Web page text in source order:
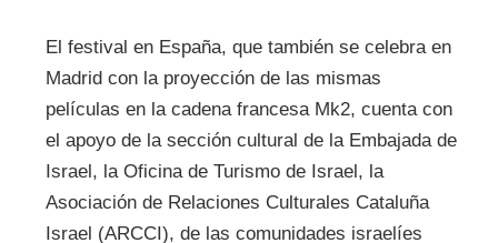
El festival en España, que también se celebra en
Madrid con la proyección de las mismas
películas en la cadena francesa Mk2, cuenta con
el apoyo de la sección cultural de la Embajada de
Israel, la Oficina de Turismo de Israel, la
Asociación de Relaciones Culturales Cataluña
Israel (ARCCI), de las comunidades israelíes